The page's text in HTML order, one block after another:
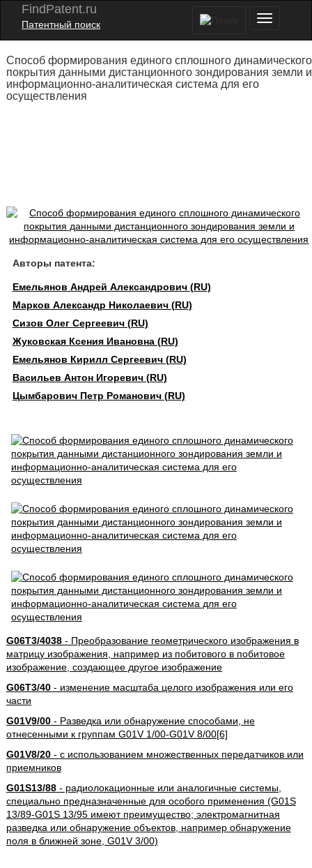
FindPatent.ru
Патентный поиск
Способ формирования единого сплошного динамического
покрытия данными дистанционного зондирования земли и
информационно-аналитическая система для его
осуществления
Авторы патента:
Емельянов Андрей Александрович (RU)
Марков Александр Николаевич (RU)
Сизов Олег Сергеевич (RU)
Жуковская Ксения Ивановна (RU)
Емельянов Кирилл Сергеевич (RU)
Васильев Антон Игоревич (RU)
Цымбарович Петр Романович (RU)
G06T3/4038- Преобразование геометрического изображения в
матрицу изображения, например из побитового в побитовое
изображение, создающее другое изображение
G06T3/40- изменение масштаба целого изображения или его
части
G01V9/00- Разведка или обнаружение способами, не
отнесенными к группам G01V 1/00-G01V 8/00[6]
G01V8/20- с использованием множественных передатчиков или
приемников
G01S13/88- радиолокационные или аналогичные системы,
специально предназначенные для особого применения (G01S
13/89-G01S 13/95 имеют преимущество; электромагнитная
разведка или обнаружение объектов, например обнаружение
поля в ближней зоне, G01V 3/00)